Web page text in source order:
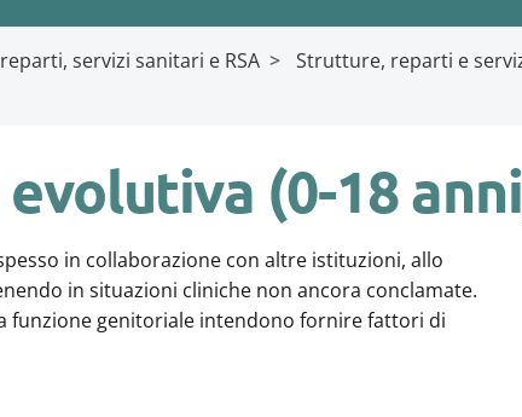
servizi sanitari e RSA > Strutture, reparti e
(0-18
in collaborazione con altre istituzioni, allo
in situazioni cliniche non ancora conclamate.
funzione genitoriale intendono fornire fattori di